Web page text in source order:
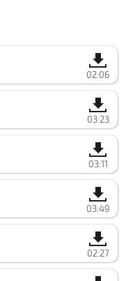
02:06
03:23
03:11
03:49
02:27